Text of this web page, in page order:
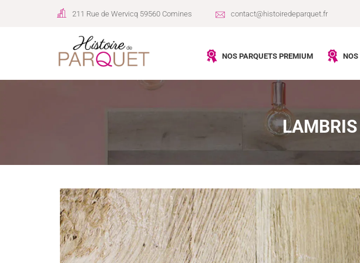
211 Rue de Wervicq 59560 Comines contact@histoiredeparquet.fr
NOS PARQUETS PREMIUM NOS